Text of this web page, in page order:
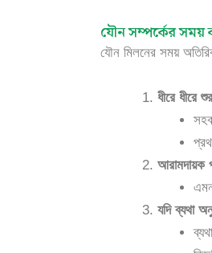
যৌন সম্পর্কের সময়
যৌন মিলনের সময়
ধীরে ধীরে
আরামদায়ক
যদি ব্যথা